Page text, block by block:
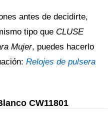
antes de decidirte,
tipo que CLUSE
Mujer, puedes hacerlo
Relojes de pulsera
CW11801